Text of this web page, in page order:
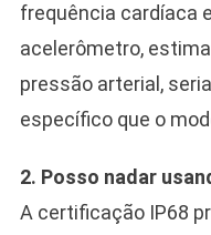
frequência cardíaca
acelerômetro,
pressão arterial,
específico que o
2. Posso nadar
A certificação IP68